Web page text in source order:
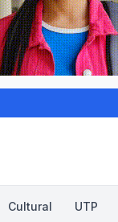
Cultural UTP